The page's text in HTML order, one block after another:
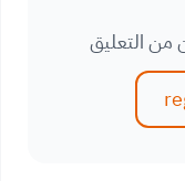
التعليق